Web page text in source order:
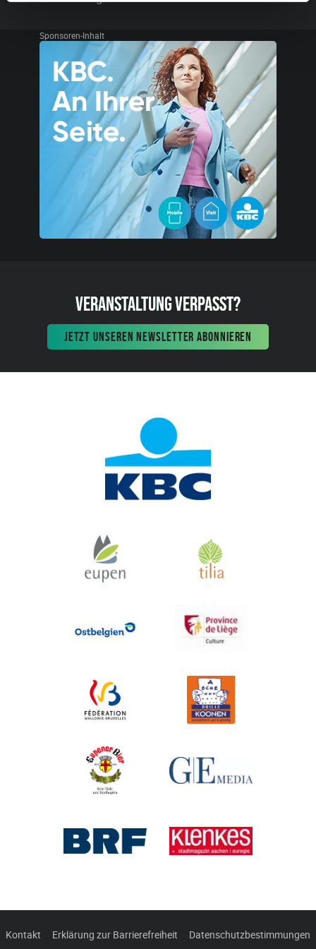
Sponsoren-Inhalt
VERANSTALTUNG VERPASST?
JETZT UNSEREN NEWSLETTER ABONNIEREN
Kontakt Erklärung zur Barrierefreiheit Datenschutzbestimmungen